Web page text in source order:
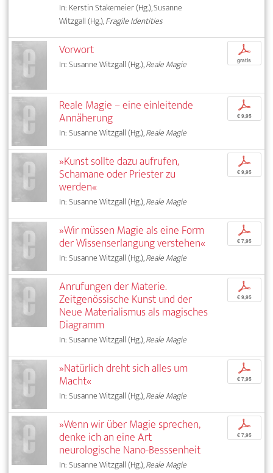
In: Kerstin Stakemeier (Hg.), Susanne
Witzgall (Hg.),Fragile Identities
Vorwort
In: Susanne Witzgall (Hg.),Reale Magie
p
gratis
Reale Magie – eine einleitende
Annäherung
In: Susanne Witzgall (Hg.),Reale Magie
p
€ 9,95
»Kunst sollte dazu aufrufen,
Schamane oder Priester zu
werden«
In: Susanne Witzgall (Hg.),Reale Magie
p
€ 9,95
»Wir müssen Magie als eine Form
der Wissenserlangung verstehen«
In: Susanne Witzgall (Hg.),Reale Magie
p
€ 7,95
Anrufungen der Materie.
Zeitgenössische Kunst und der
Neue Materialismus als magisches
Diagramm
In: Susanne Witzgall (Hg.),Reale Magie
p
€ 9,95
»Natürlich dreht sich alles um
Macht«
In: Susanne Witzgall (Hg.),Reale Magie
p
€ 7,95
»Wenn wir über Magie sprechen,
denke ich an eine Art
neurologische Nano-Besssenheit
In: Susanne Witzgall (Hg.),Reale Magie
p
€ 7,95